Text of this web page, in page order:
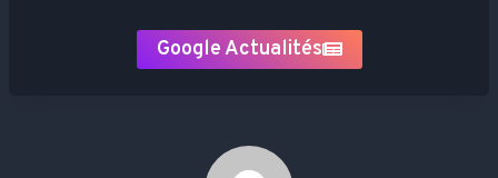
Google Actualités